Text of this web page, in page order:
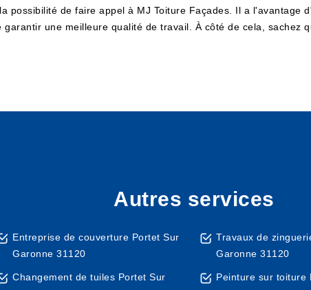
possibilité de faire appel à MJ Toiture Façades. Il a l'avantage
une meilleure qualité de travail. À côté de cela, sachez
Autres services
Entreprise de couverture Portet Sur
Garonne 31120
Changement de tuiles Portet Sur
Travaux de
Garonne 31120
Peinture sur toiture